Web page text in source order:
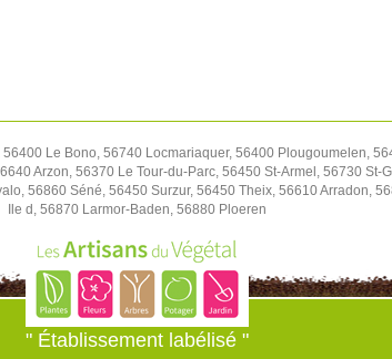
Le Bono, 56740 Locmariaquer, 56400 Plougoumelen,
Arzon, 56370 Le Tour-du-Parc, 56450 St-Armel, 56730
56860 Séné, 56450 Surzur, 56450 Theix, 56610 Arradon,
Ile d, 56870 Larmor-Baden, 56880 Ploeren
" Établissement labélisé "